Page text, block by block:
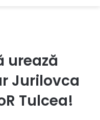
urează
Jurilovca
Tulcea!